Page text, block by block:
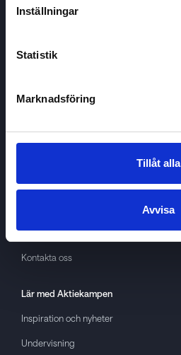
Inställningar
Statistik
Marknadsföring
Tillåt alla
Avvisa
OmAktiekampen
About cookies
GDPR
Kontakta oss
Lär med Aktiekampen
Inspiration och nyheter
Undervisning